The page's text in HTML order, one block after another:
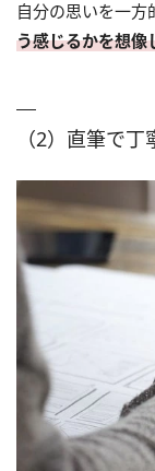
自分の思いを一方
う感じるかを想像
（2）直筆で丁